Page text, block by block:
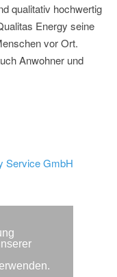
qualitativ hochwertig
Energy seine
vor Ort.
Anwohner und
Service GmbH